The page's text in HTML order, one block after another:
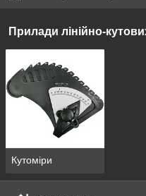
Прилади лінійно-
Кутоміри